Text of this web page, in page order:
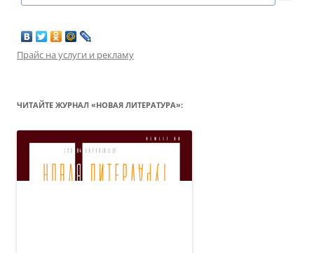
Прайс на услуги и рекламу
ЧИТАЙТЕ ЖУРНАЛ «НОВАЯ ЛИТЕРАТУРА»: